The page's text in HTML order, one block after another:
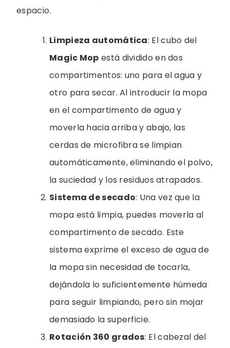
espacio.
Limpieza automática: El cubo del
Magic Mop está dividido en dos
compartimentos: uno para el agua y
otro para secar. Al introducir la mopa
en el compartimento de agua y
moverla hacia arriba y abajo, las
cerdas de microfibra se limpian
automáticamente, eliminando el polvo,
la suciedad y los residuos atrapados.
Sistema de secado: Una vez que la
mopa está limpia, puedes moverla al
compartimento de secado. Este
sistema exprime el exceso de agua de
la mopa sin necesidad de tocarla,
dejándola lo suficientemente húmeda
para seguir limpiando, pero sin mojar
demasiado la superficie.
Rotación 360 grados: El cabezal del